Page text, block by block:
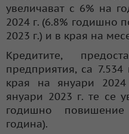
увеличават с 6% на
2024 г. (6.8% годишно
2023 г.) и в края на
Кредитите,
предприятия, са
края на януари
януари 2023 г. те се
годишно
година).